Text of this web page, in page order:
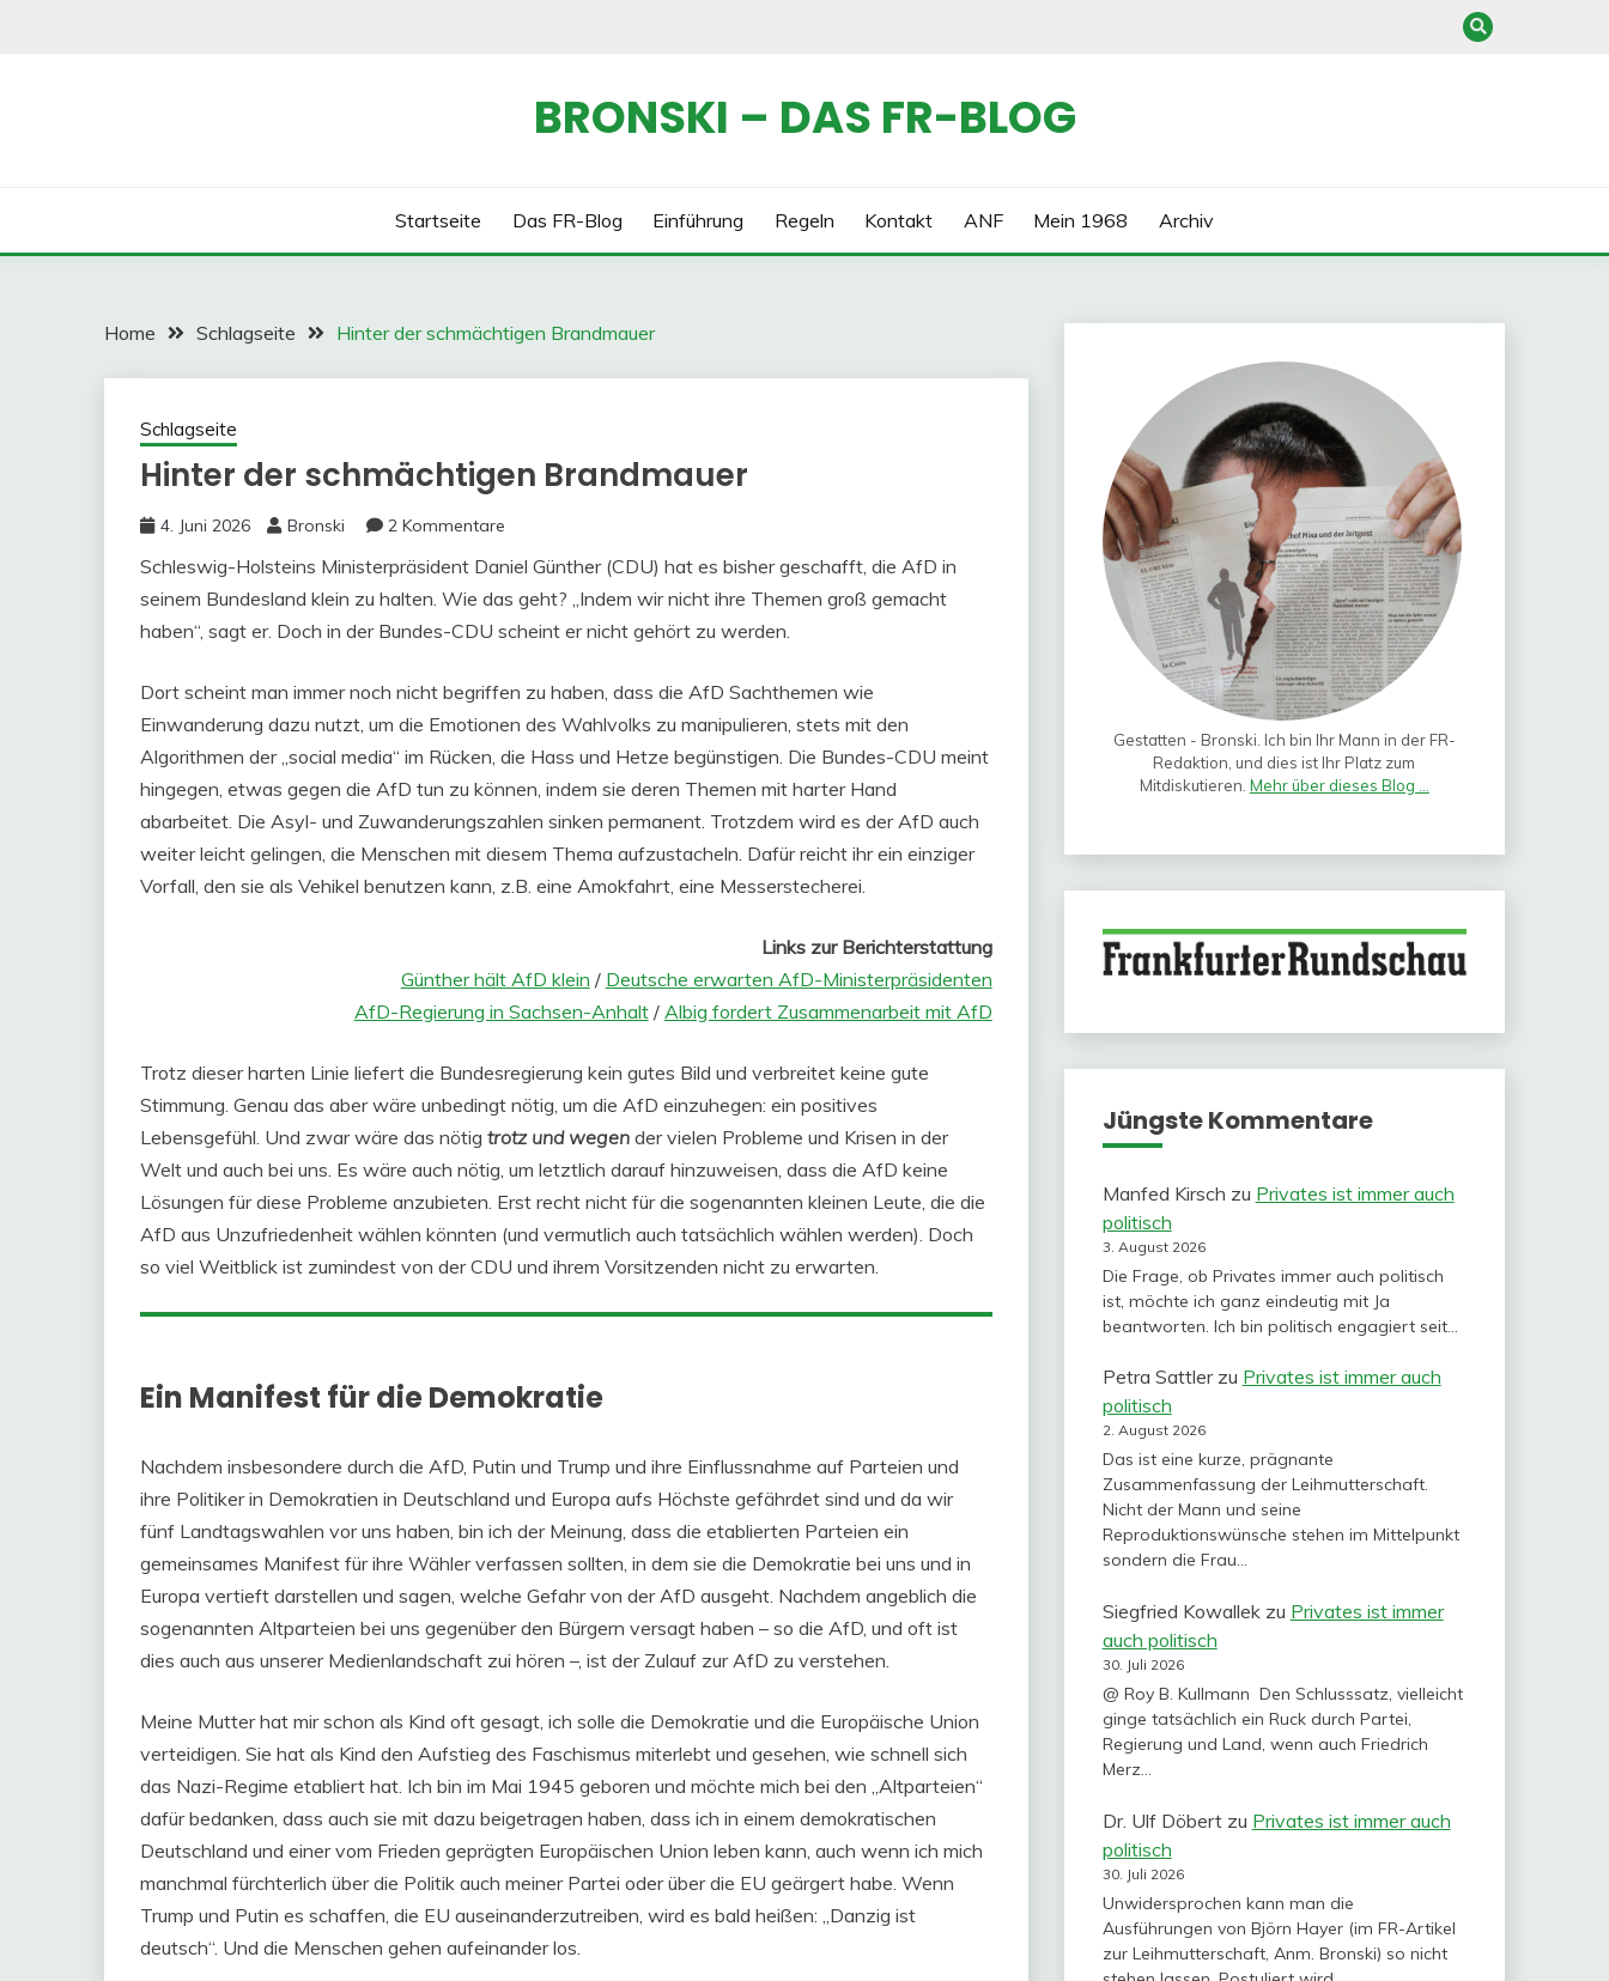
BRONSKI – DAS FR-BLOG
Startseite Das FR-Blog Einführung Regeln Kontakt ANF Mein 1968 Archiv
Home Schlagseite Hinter der schmächtigen Brandmauer
Schlagseite
Hinter der schmächtigen Brandmauer
4. Juni 2026 Bronski 2 Kommentare
Schleswig-Holsteins Ministerpräsident Daniel Günther (CDU) hat es bisher geschafft, die AfD in
seinem Bundesland klein zu halten. Wie das geht? „Indem wir nicht ihre Themen groß gemacht
haben“, sagt er. Doch in der Bundes-CDU scheint er nicht gehört zu werden.
Dort scheint man immer noch nicht begriffen zu haben, dass die AfD Sachthemen wie
Einwanderung dazu nutzt, um die Emotionen des Wahlvolks zu manipulieren, stets mit den
Algorithmen der „social media“ im Rücken, die Hass und Hetze begünstigen. Die Bundes-CDU meint
hingegen, etwas gegen die AfD tun zu können, indem sie deren Themen mit harter Hand
abarbeitet. Die Asyl- und Zuwanderungszahlen sinken permanent. Trotzdem wird es der AfD auch
weiter leicht gelingen, die Menschen mit diesem Thema aufzustacheln. Dafür reicht ihr ein einziger
Vorfall, den sie als Vehikel benutzen kann, z.B. eine Amokfahrt, eine Messerstecherei.
Links zur Berichterstattung
Günther hält AfD klein / Deutsche erwarten AfD-Ministerpräsidenten
AfD-Regierung in Sachsen-Anhalt/ Albig fordert Zusammenarbeit mit AfD
Trotz dieser harten Linie liefert die Bundesregierung kein gutes Bild und verbreitet keine gute
Stimmung. Genau das aber wäre unbedingt nötig, um die AfD einzuhegen: ein positives
Lebensgefühl. Und zwar wäre das nötig trotz und wegen der vielen Probleme und Krisen in der
Welt und auch bei uns. Es wäre auch nötig, um letztlich darauf hinzuweisen, dass die AfD keine
Lösungen für diese Probleme anzubieten. Erst recht nicht für die sogenannten kleinen Leute, die die
AfD aus Unzufriedenheit wählen könnten (und vermutlich auch tatsächlich wählen werden). Doch
so viel Weitblick ist zumindest von der CDU und ihrem Vorsitzenden nicht zu erwarten.
Ein Manifest für die Demokratie
Nachdem insbesondere durch die AfD, Putin und Trump und ihre Einflussnahme auf Parteien und
ihre Politiker in Demokratien in Deutschland und Europa aufs Höchste gefährdet sind und da wir
fünf Landtagswahlen vor uns haben, bin ich der Meinung, dass die etablierten Parteien ein
gemeinsames Manifest für ihre Wähler verfassen sollten, in dem sie die Demokratie bei uns und in
Europa vertieft darstellen und sagen, welche Gefahr von der AfD ausgeht. Nachdem angeblich die
sogenannten Altparteien bei uns gegenüber den Bürgern versagt haben – so die AfD, und oft ist
dies auch aus unserer Medienlandschaft zui hören –, ist der Zulauf zur AfD zu verstehen.
Meine Mutter hat mir schon als Kind oft gesagt, ich solle die Demokratie und die Europäische Union
verteidigen. Sie hat als Kind den Aufstieg des Faschismus miterlebt und gesehen, wie schnell sich
das Nazi-Regime etabliert hat. Ich bin im Mai 1945 geboren und möchte mich bei den „Altparteien“
dafür bedanken, dass auch sie mit dazu beigetragen haben, dass ich in einem demokratischen
Deutschland und einer vom Frieden geprägten Europäischen Union leben kann, auch wenn ich mich
manchmal fürchterlich über die Politik auch meiner Partei oder über die EU geärgert habe. Wenn
Trump und Putin es schaffen, die EU auseinanderzutreiben, wird es bald heißen: „Danzig ist
deutsch“. Und die Menschen gehen aufeinander los.
Gestatten - Bronski. Ich bin Ihr Mann in der FR-
Redaktion, und dies ist Ihr Platz zum
Mitdiskutieren. Mehr über dieses Blog ...
Jüngste Kommentare
Manfed Kirsch zu Privates ist immer auch
politisch
3. August 2026
Die Frage, ob Privates immer auch politisch
ist, möchte ich ganz eindeutig mit Ja
beantworten. Ich bin politisch engagiert seit…
Petra Sattlerzu Privates ist immer auch
politisch
2. August 2026
Das ist eine kurze, prägnante
Zusammenfassung der Leihmutterschaft.
Nicht der Mann und seine
Reproduktionswünsche stehen im Mittelpunkt
sondern die Frau…
Siegfried Kowallekzu Privates ist immer
auch politisch
30. Juli 2026
@ Roy B. Kullmann Den Schlusssatz, vielleicht
ginge tatsächlich ein Ruck durch Partei,
Regierung und Land, wenn auch Friedrich
Merz…
Dr. Ulf Döbertzu Privates ist immer auch
politisch
30. Juli 2026
Unwidersprochen kann man die
Ausführungen von Björn Hayer (im FR-Artikel
zur Leihmutterschaft, Anm. Bronski) so nicht